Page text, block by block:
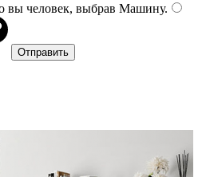
вы человек, выбрав Машину.